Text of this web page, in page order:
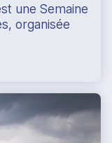
une Semaine
organisée